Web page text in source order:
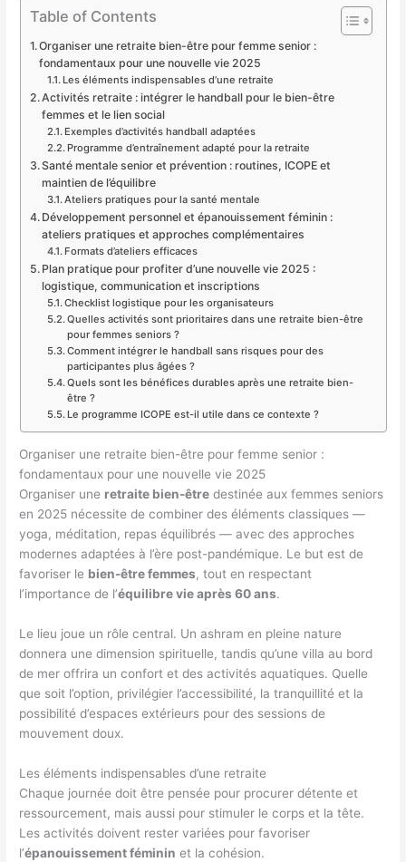
Table of Contents
Organiser une retraite bien-être pour femme senior :
fondamentaux pour une nouvelle vie 2025
Les éléments indispensables d’une retraite
Activités retraite : intégrer le handball pour le bien-être
femmes et le lien social
Exemples d’activités handball adaptées
Programme d’entraînement adapté pour la retraite
Santé mentale senior et prévention : routines, ICOPE et
maintien de l’équilibre
Ateliers pratiques pour la santé mentale
Développement personnel et épanouissement féminin :
ateliers pratiques et approches complémentaires
Formats d’ateliers efficaces
Plan pratique pour profiter d’une nouvelle vie 2025 :
logistique, communication et inscriptions
Checklist logistique pour les organisateurs
Quelles activités sont prioritaires dans une retraite bien-être
pour femmes seniors ?
Comment intégrer le handball sans risques pour des
participantes plus âgées ?
Quels sont les bénéfices durables après une retraite bien-
être ?
Le programme ICOPE est-il utile dans ce contexte ?
Organiser une retraite bien-être pour femme senior :
fondamentaux pour une nouvelle vie 2025
Organiser une retraite bien-être destinée aux femmes seniors
en 2025 nécessite de combiner des éléments classiques —
yoga, méditation, repas équilibrés — avec des approches
modernes adaptées à l’ère post-pandémique. Le but est de
favoriser le bien-être femmes, tout en respectant
l’importance de l’équilibre vie après 60 ans.
Le lieu joue un rôle central. Un ashram en pleine nature
donnera une dimension spirituelle, tandis qu’une villa au bord
de mer offrira un confort et des activités aquatiques. Quelle
que soit l’option, privilégier l’accessibilité, la tranquillité et la
possibilité d’espaces extérieurs pour des sessions de
mouvement doux.
Les éléments indispensables d’une retraite
Chaque journée doit être pensée pour procurer détente et
ressourcement, mais aussi pour stimuler le corps et la tête.
Les activités doivent rester variées pour favoriser
l’épanouissement féminin et la cohésion.